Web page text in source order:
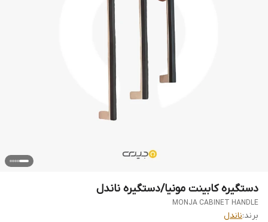
دستگیره کابینت مونیا/دستگیره ناندل
MONJA CABINET HANDLE
برند:ناندل